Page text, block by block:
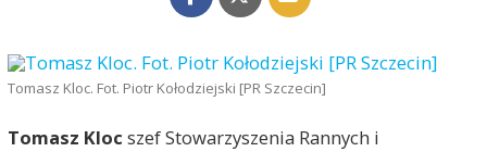
Tomasz Kloc. Fot. Piotr Kołodziejski [PR Szczecin]
Tomasz Kloc szef Stowarzyszenia Rannych i